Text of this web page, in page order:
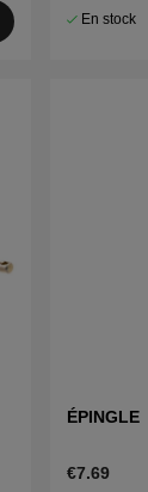
En stock
ÉPINGLE
€7.69